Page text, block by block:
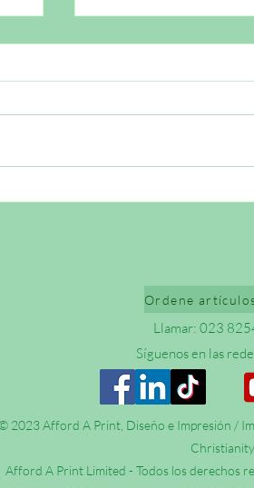
Llamar: 023
Síguenos en las
2023 Afford A Print, Diseño e Impresión /
Afford A Print Limited - Todos los derechos